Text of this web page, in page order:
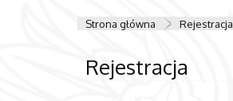
Strona główna Rejestracja
Rejestracja